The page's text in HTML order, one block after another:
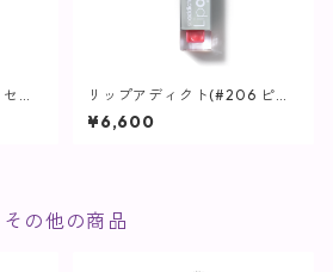
ク
唇
リップアディクト(#206 ピン
クプリンセス) / 7ml【唇用美
容液】
¥6,600
その他の商品